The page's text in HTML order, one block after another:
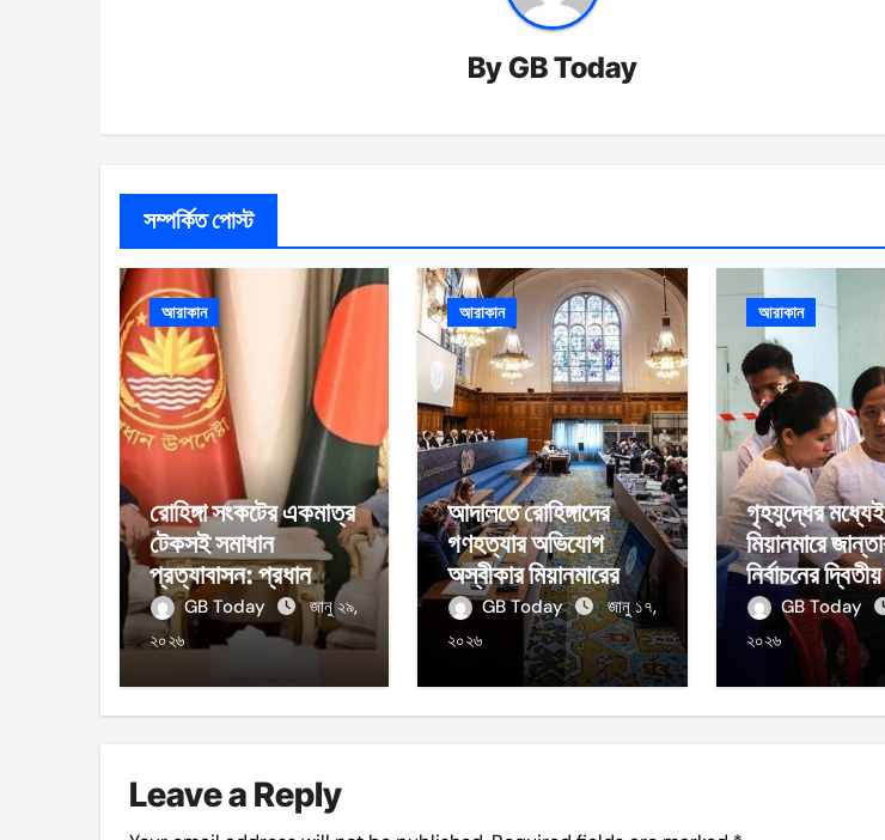
ByGB Today
সম্পর্কিত পোস্ট
আরাকান
রোহিঙ্গা সংকটের একমাত্র
টেকসই সমাধান
প্রত্যাবাসন: প্রধান
উপদেষ্টাGB Today
জানু ২৯,
২০২৬
আরাকান
আদালতে রোহিঙ্গাদের
গণহত্যার অভিযোগ
অস্বীকার মিয়ানমারের
GB Today
জানু ১৭,
২০২৬
আরাকান
গৃহযুদ্ধের মধ্যেই
মিয়ানমারে
নির্বাচনের দ্বিতীয়
ভোটGB Today
২০২৬
Leave a Reply